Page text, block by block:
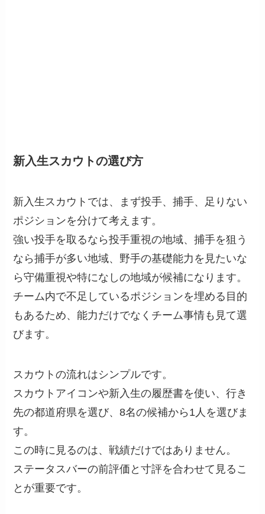
新入生スカウトの選び方
新入生スカウトでは、まず投手、捕手、足りない
ポジションを分けて考えます。
強い投手を取るなら投手重視の地域、捕手を狙う
なら捕手が多い地域、野手の基礎能力を見たいな
ら守備重視や特になしの地域が候補になります。
チーム内で不足しているポジションを埋める目的
もあるため、能力だけでなくチーム事情も見て選
びます。
スカウトの流れはシンプルです。
スカウトアイコンや新入生の履歴書を使い、行き
先の都道府県を選び、8名の候補から1人を選びま
す。
この時に見るのは、戦績だけではありません。
ステータスバーの前評価と寸評を合わせて見るこ
とが重要です。